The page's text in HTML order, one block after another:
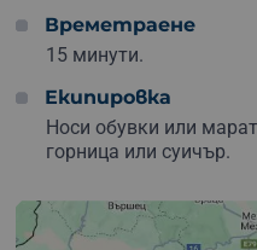
Времетраене
15 минути.
Екипировка
Носи обувки или
горница или суичър.